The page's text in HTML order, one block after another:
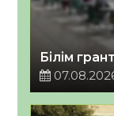
Білім